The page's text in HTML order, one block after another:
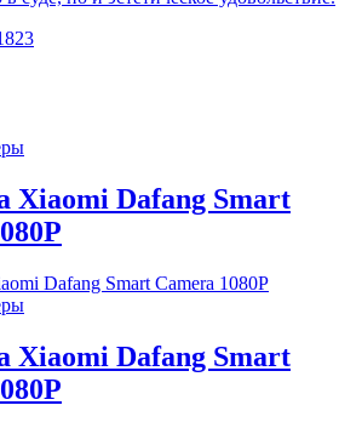
Xiaomi Dafang Smart
Xiaomi Dafang Smart